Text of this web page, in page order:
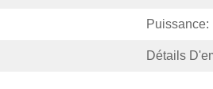
Puissance:
Détails